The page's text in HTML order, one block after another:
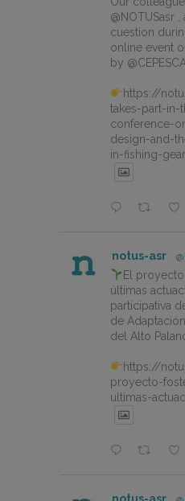
@NOTUSasr
cuestion
online event
by
https://
takes-part-in-
conference-
design-and-
in-fishing-
notus-asr
El proyecto
últimas
participativa
de
del Alto
https://
proyecto-
ultimas-